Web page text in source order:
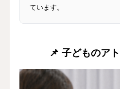
ています。
📌 子どものア